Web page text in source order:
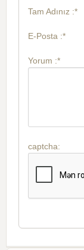
Tam Adınız :*
E-Posta :*
Yorum :*
captcha: